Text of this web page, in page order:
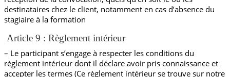
destinataires chez le client, notamment en cas d’absence du
stagiaire à la formation
Article 9 : Règlement intérieur
– Le participant s’engage à respecter les conditions du
règlement intérieur dont il déclare avoir pris connaissance et
accepter les termes (Ce règlement intérieur se trouve sur notre